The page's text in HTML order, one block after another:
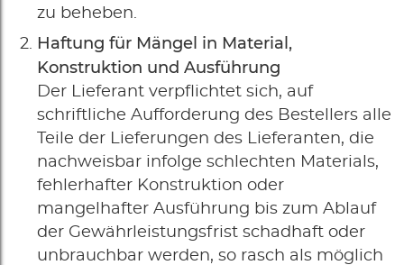
zu beheben.
Haftung für Mängel in Material,
Konstruktion und Ausführung
Der Lieferant verpflichtet sich, auf
schriftliche Aufforderung des Bestellers alle
Teile der Lieferungen des Lieferanten, die
nachweisbar infolge schlechten Materials,
fehlerhafter Konstruktion oder
mangelhafter Ausführung bis zum Ablauf
der Gewährleistungsfrist schadhaft oder
unbrauchbar werden, so rasch als möglich